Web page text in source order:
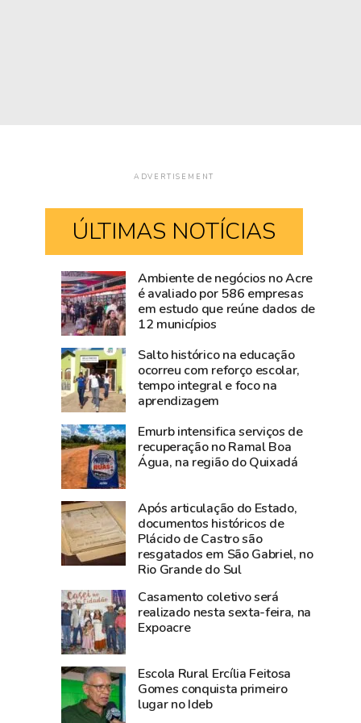
ADVERTISEMENT
ÚLTIMAS NOTÍCIAS
Super
Niño
ameaça
Amazônia
Ocidental:
Acre
projeta
crescimento
de
4%
do
PIB
empregos
com
alta
de
0,77%
em
Acre
destinou
7,1%
do
orçamento
investimentos
entre
2019
2025,
aponta
levantamento
Ambiente de negócios no Acre
é avaliado por 586 empresas
em estudo que reúne dados de
12 municípios
Salto histórico na educação
ocorreu com reforço escolar,
tempo integral e foco na
aprendizagem
Emurb intensifica serviços de
recuperação no Ramal Boa
Água, na região do Quixadá
Após articulação do Estado,
documentos históricos de
Plácido de Castro são
resgatados em São Gabriel, no
Rio Grande do Sul
Casamento coletivo será
realizado nesta sexta-feira, na
Expoacre
Escola Rural Ercília Feitosa
Gomes conquista primeiro
lugar no Ideb